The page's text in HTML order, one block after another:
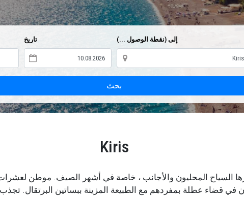
إلى (نقطة الوصول ...) تاريخ
بحث
Kiris
في قضاء عطلة بمفردهم مع الطبيعة المزينة ببساتين البرتقال.